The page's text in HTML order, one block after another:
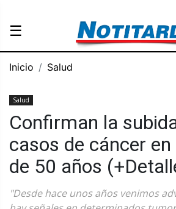
☰
Inicio Salud
Salud
Confirman la
casos de cáncer
de 50 años
"Desde hace unos años venimos